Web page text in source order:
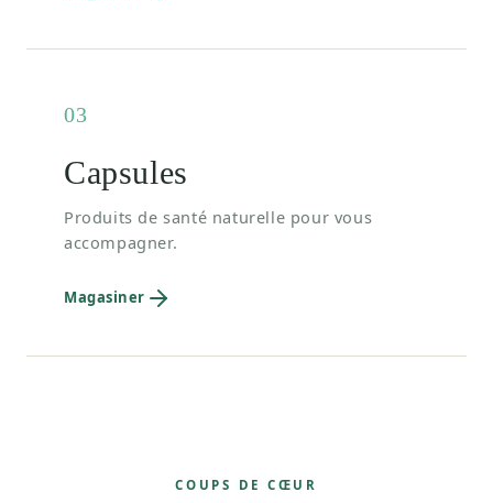
03
Capsules
Produits de santé naturelle pour vous
accompagner.
Magasiner
COUPS DE CŒUR